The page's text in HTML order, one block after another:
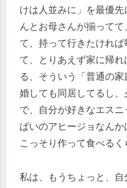
けは人並みに」を最優
んとお母さんが揃って
て、持って行きたければ
て、とりあえず家に帰
る、そういう「普通の
婚しても同居してるし
で、自分が好きなエス
ぱいのアヒージョなん
こっそり作って食べるく
私は、もうちょっと、